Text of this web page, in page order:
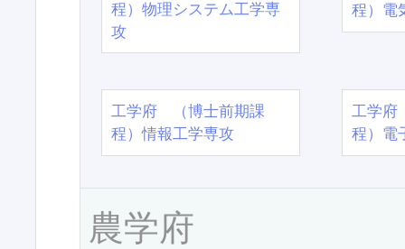
程）物理システム工学専
攻
程）電
工学府 （博士前期課
程）情報工学専攻
工学
程）電
農学府